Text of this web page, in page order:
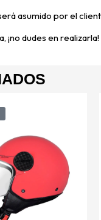
asumido por el
¡no dudes en